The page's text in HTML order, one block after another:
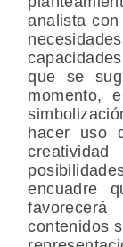
analista
que se
momento,
hacer uso
encuadre
contenidos